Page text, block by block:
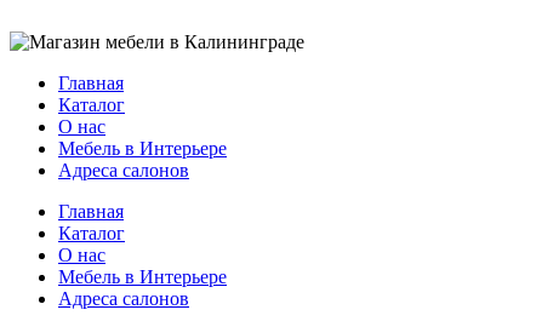
Главная
Каталог
О нас
Мебель в Интерьере
Адреса салонов
Главная
Каталог
О нас
Мебель в Интерьере
Адреса салонов